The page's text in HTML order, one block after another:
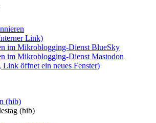
Link)
im Mikroblogging-Dienst BlueSky
im Mikroblogging-Dienst Mastodon
öffnet ein neues Fenster)
(hib)
(hib)